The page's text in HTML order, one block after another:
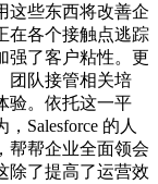
这些东西将改善企
在各个接触点逃踪
强了客户粘性。更
团队接管相关培
验。依托这一平
Salesforce 的人
帮帮企业全面领会
除了提高了运营效